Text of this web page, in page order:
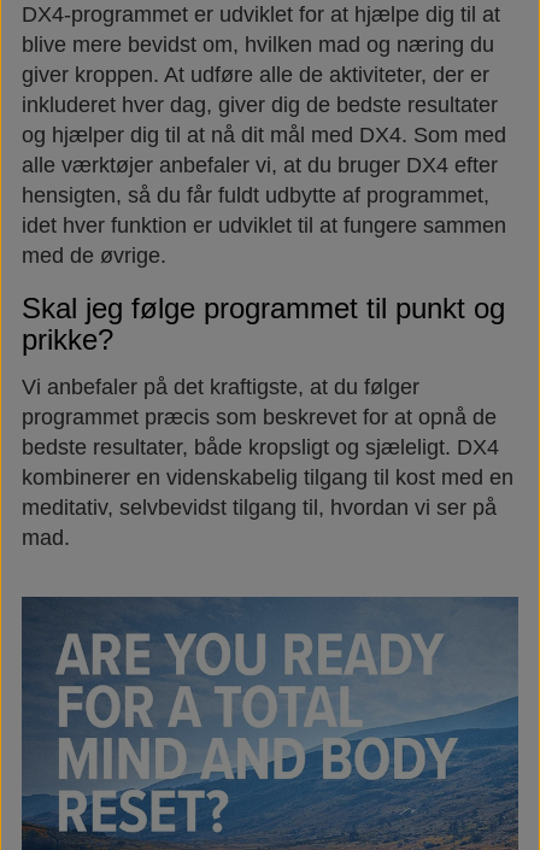
DX4-programmet er udviklet for at hjælpe dig til at
blive mere bevidst om, hvilken mad og næring du
giver kroppen. At udføre alle de aktiviteter, der er
inkluderet hver dag, giver dig de bedste resultater
og hjælper dig til at nå dit mål med DX4. Som med
alle værktøjer anbefaler vi, at du bruger DX4 efter
hensigten, så du får fuldt udbytte af programmet,
idet hver funktion er udviklet til at fungere sammen
med de øvrige.
Skal jeg følge programmet til punkt og
prikke?
Vi anbefaler på det kraftigste, at du følger
programmet præcis som beskrevet for at opnå de
bedste resultater, både kropsligt og sjæleligt. DX4
kombinerer en videnskabelig tilgang til kost med en
meditativ, selvbevidst tilgang til, hvordan vi ser på
mad.